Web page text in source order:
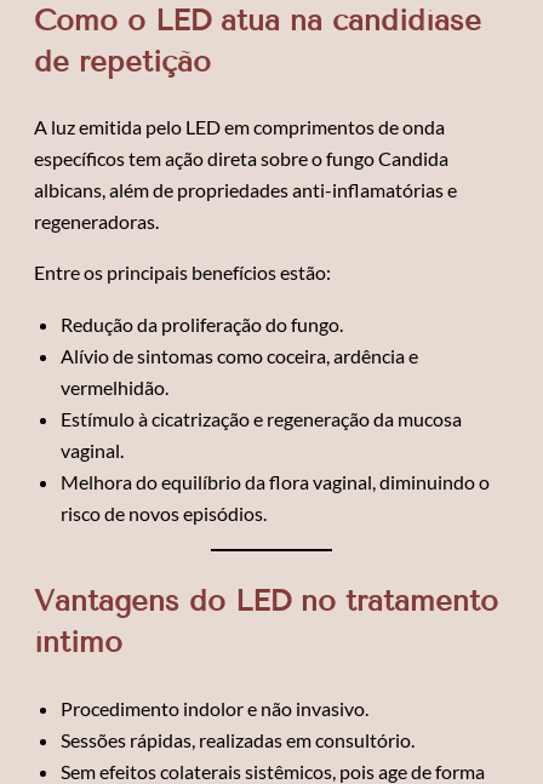
Como o LED atua na candidíase
de repetição
A luz emitida pelo LED em comprimentos de onda
específicos tem ação direta sobre o fungo Candida
albicans, além de propriedades anti-inflamatórias e
regeneradoras.
Entre os principais benefícios estão:
Redução da proliferação do fungo.
Alívio de sintomas como coceira, ardência e
vermelhidão.
Estímulo à cicatrização e regeneração da mucosa
vaginal.
Melhora do equilíbrio da flora vaginal, diminuindo o
risco de novos episódios.
Vantagens do LED no tratamento
íntimo
Procedimento indolor e não invasivo.
Sessões rápidas, realizadas em consultório.
Sem efeitos colaterais sistêmicos, pois age de forma